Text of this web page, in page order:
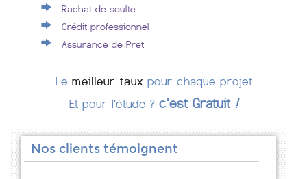
Rachat de soulte
Crédit professionnel
Assurance de Pret
Le meilleur taux pour chaque projet
Et pour l'étude ? c'est Gratuit !
Nos clients témoignent